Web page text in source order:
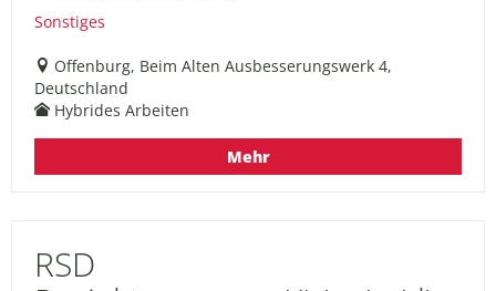
Sonstiges
Offenburg, Beim Alten Ausbesserungswerk 4,
Deutschland
Hybrides Arbeiten
Mehr
RSD